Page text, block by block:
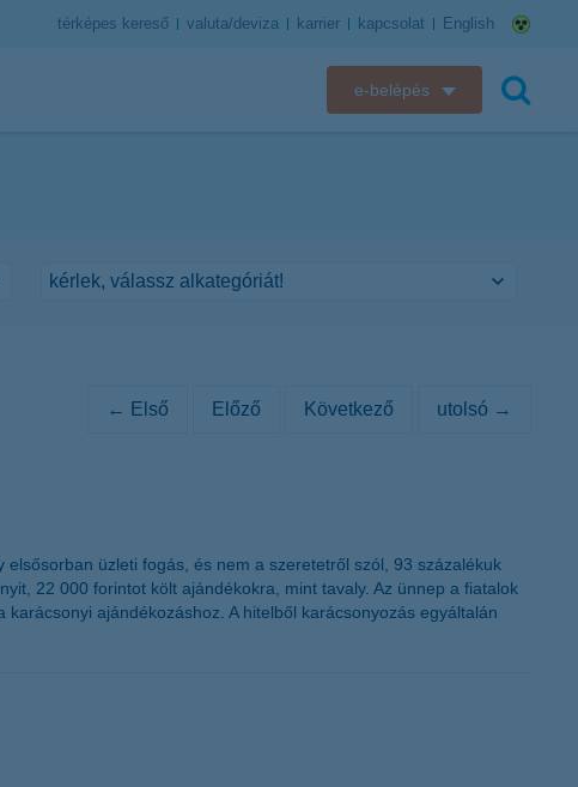
térképes kereső valuta/deviza karrier kapcsolat English
e-belépés
K&H token megújítás
← Első Előző Következő utolsó →
üzleti fogás, és nem a szeretetről szól, 93 százalékuk
22 000 forintot költ ajándékokra, mint tavaly. Az ünnep a fiatalok
ajándékozáshoz. A hitelből karácsonyozás egyáltalán